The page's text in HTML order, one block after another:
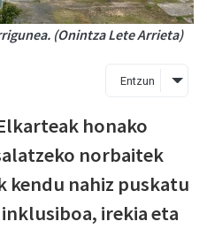
(Onintza Lete Arrieta)
Entzun
honako
norbaitek
kendu nahiz puskatu
irekia eta